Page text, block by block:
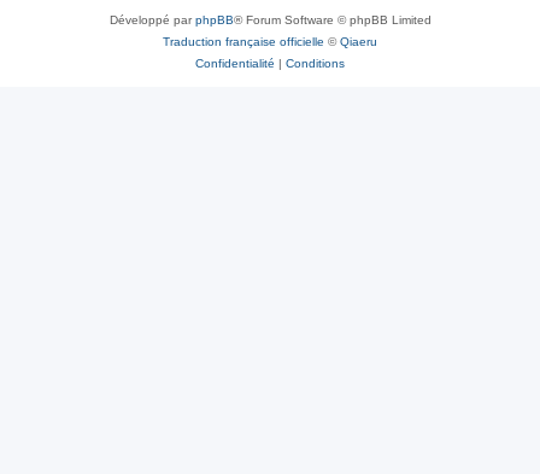
Développé parphpBB® Forum Software © phpBB Limited
Traduction française officielle ©Qiaeru
Confidentialité | Conditions